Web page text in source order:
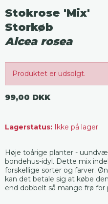
Stokrose 'Mix'
Storkøb
Alcea rosea
Produktet er udsolgt.
99,00 DKK
Lagerstatus: Ikke på lager
Høje toårige planter -
bondehus-idyl. Dette mix
forskellige sorter og farver.
kan det betale sig at købe
end dobbelt så mange frø for